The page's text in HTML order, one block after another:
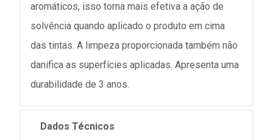
aromáticos, isso torna mais efetiva a ação de
solvência quando aplicado o produto em cima
das tintas. A limpeza proporcionada também não
danifica as superfícies aplicadas. Apresenta uma
durabilidade de 3 anos.
Dados Técnicos